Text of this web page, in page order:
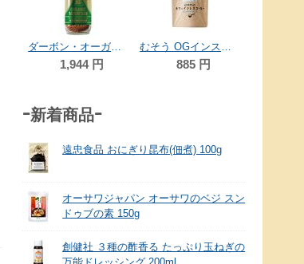
ダーボン・オーガニックジャパン オーガニックマウンテン有機インスタントコーヒー(ビン) 85g
1,944 円
むそう OGインスタントコーヒー（カフェインレス） 40g
885 円
-新着商品-
遠忠食品 おにぎり昆布(佃煮) 100g
オーサワジャパン オーサワのベジ スン
ドゥブの素 150g
創健社 ３種の酢香る たっぷり玉ねぎの